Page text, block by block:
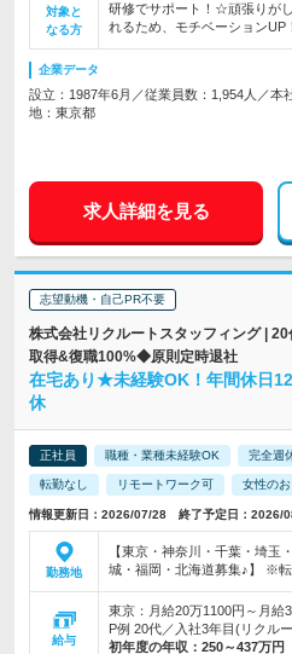
対象と
なる方
研修でサポート！☆頑張りが
れるため、モチベーションUP！
企業データ
設立：1987年6月／従業員数：1,954人／本
地：東京都
求人詳細を見る
志望動機・自己PR不要
株式会社リクルートスタッフィング |
取得&復職100%◆原則定時退社
在宅あり★未経験OK！年間休日
休
正社員 職種・業種未経験OK 完全週
転勤なし リモートワーク可 女性の
情報更新日：2026/07/28 終了予定日：2026/
勤務地
【東京・神奈川・千葉・埼玉
城・福岡・北海道募集♪】 ※
給与
東京：月給20万1100円～月
P例 20代／入社3年目(リクル
初年度の年収： 250～437万円